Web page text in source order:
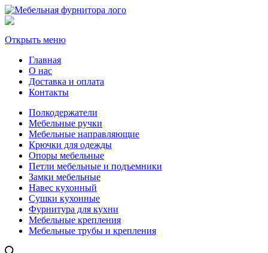
Открыть меню
Главная
О нас
Доставка и оплата
Контакты
Полкодержатели
Мебельные ручки
Мебельные направляющие
Крючки для одежды
Опоры мебельные
Петли мебельные и подъемники
Замки мебельные
Навес кухонный
Сушки кухонные
Фурнитура для кухни
Мебельные крепления
Мебельные трубы и крепления